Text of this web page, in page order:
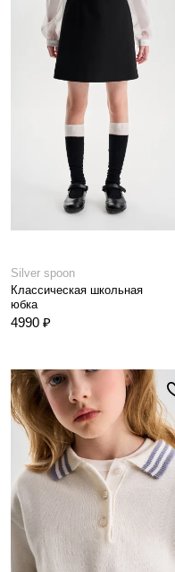
Silver spoon
Классическая школьная
юбка
4990 ₽